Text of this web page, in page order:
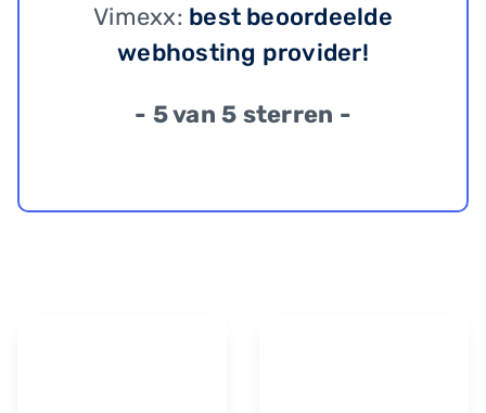
Vimexx: best beoordeelde
webhosting provider!
- 5 van 5 sterren -